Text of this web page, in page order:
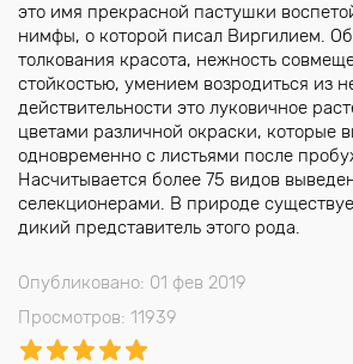
это имя прекрасной пастушки
нимфы, о которой писал Виргилием.
толкования красота, нежность
стойкостью, умением возродиться из
действительности это луковичное
цветами различной окраски, которые
одновременно с листьями после
Насчитывается более 75 видов
селекционерами. В природе
дикий представитель этого рода.
Опубликовано: 01 фев 2019
Просмотров: 11939